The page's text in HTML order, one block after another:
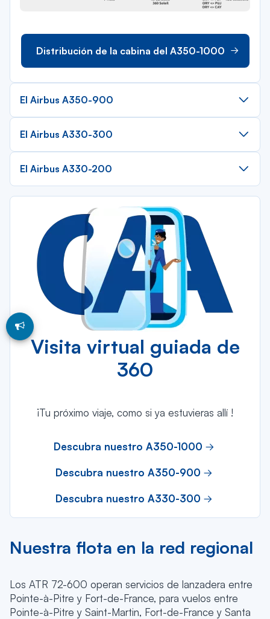
Distribución de la cabina del A350-1000
El Airbus A350-900
El Airbus A330-300
El Airbus A330-200
Visita virtual guiada de
360
¡Tu próximo viaje, como si ya estuvieras allí !
Descubra nuestro A350-1000
Descubra nuestro A350-900
Descubra nuestro A330-300
Nuestra flota en la red regional
Los ATR 72-600 operan servicios de lanzadera entre
Pointe-à-Pitre y Fort-de-France, para vuelos entre
Pointe-à-Pitre y Saint-Martin, Fort-de-France y Santa